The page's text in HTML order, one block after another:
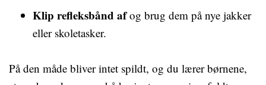
Klip refleksbånd afog brug dem på nye jakker
eller skoletasker.
På den måde bliver intet spildt, og du lærer børnene,